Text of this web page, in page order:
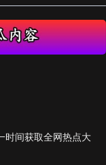
时间获取全网热点大